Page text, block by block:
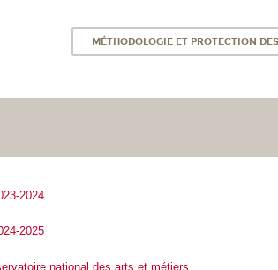
MÉTHODOLOGIE ET PROTECTION
2024
2025
national des arts et métiers